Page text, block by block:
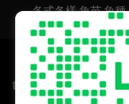
各式各樣 魚苗 魚
台灣淡水魚苗 魚